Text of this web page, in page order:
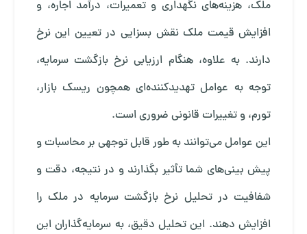
ملک، هزینه‌های نگهداری و تعمیرات، درآمد اجاره، و
افزایش قیمت ملک نقش بسزایی در تعیین این نرخ
دارند. به علاوه، هنگام ارزیابی نرخ بازگشت سرمایه،
توجه به عوامل تهدیدکننده‌ای همچون ریسک بازار،
تورم، و تغییرات قانونی ضروری است.
این عوامل می‌توانند به طور قابل توجهی بر محاسبات و
پیش بینی‌های شما تأثیر بگذارند و در نتیجه، دقت و
شفافیت در تحلیل نرخ بازگشت سرمایه در ملک را
افزایش دهند. این تحلیل دقیق، به سرمایه‌گذاران این